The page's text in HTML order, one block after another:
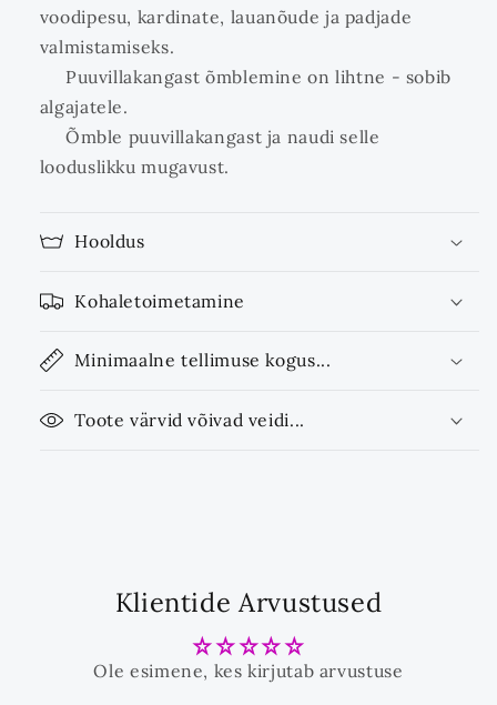
voodipesu, kardinate, lauanõude ja padjade
valmistamiseks.
Puuvillakangast õmblemine on lihtne - sobib
algajatele.
Õmble puuvillakangast ja naudi selle
looduslikku mugavust.
Hooldus
Kohaletoimetamine
Minimaalne tellimuse kogus...
Toote värvid võivad veidi...
Klientide Arvustused
Ole esimene, kes kirjutab arvustuse